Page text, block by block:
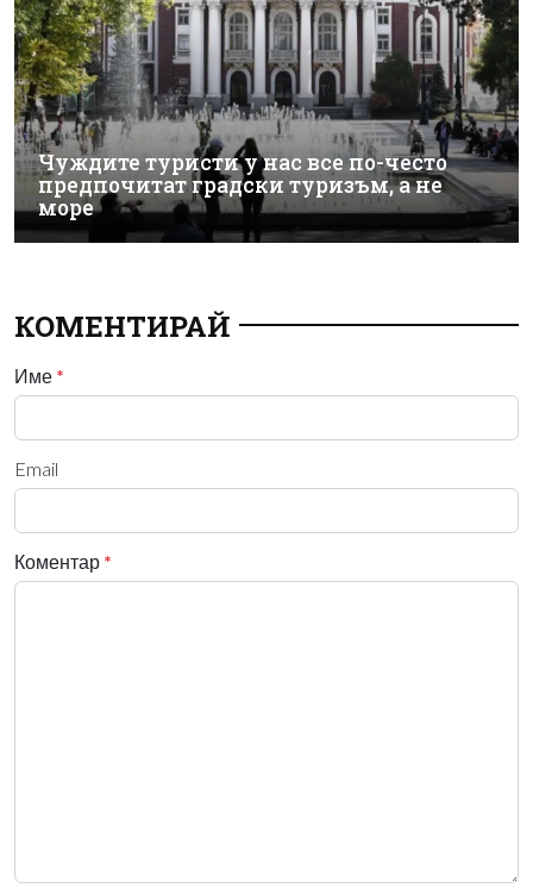
Чуждите туристи у нас все по-често
предпочитат градски туризъм, а не
море
КОМЕНТИРАЙ
Име *
Email
Коментар *